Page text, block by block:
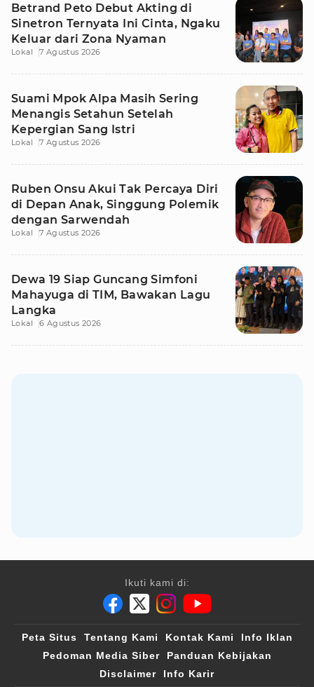
Betrand Peto Debut Akting di
Sinetron Ternyata Ini Cinta, Ngaku
Keluar dari Zona Nyaman
Lokal 7 Agustus 2026
Suami Mpok Alpa Masih Sering
Menangis Setahun Setelah
Kepergian Sang Istri
Lokal 7 Agustus 2026
Ruben Onsu Akui Tak Percaya Diri
di Depan Anak, Singgung Polemik
dengan Sarwendah
Lokal 7 Agustus 2026
Dewa 19 Siap Guncang Simfoni
Mahayuga di TIM, Bawakan Lagu
Langka
Lokal 6 Agustus 2026
Ikuti kami di:
Peta Situs Tentang Kami Kontak Kami
Info Iklan
Pedoman Media Siber
Panduan Kebijakan
Disclaimer
Info Karir